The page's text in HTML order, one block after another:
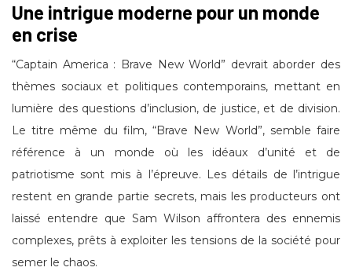
Une intrigue moderne pour un monde
en crise
“Captain America : Brave New World” devrait aborder des
thèmes sociaux et politiques contemporains, mettant en
lumière des questions d’inclusion, de justice, et de division.
Le titre même du film, “Brave New World”, semble faire
référence à un monde où les idéaux d’unité et de
patriotisme sont mis à l’épreuve. Les détails de l’intrigue
restent en grande partie secrets, mais les producteurs ont
laissé entendre que Sam Wilson affrontera des ennemis
complexes, prêts à exploiter les tensions de la société pour
semer le chaos.